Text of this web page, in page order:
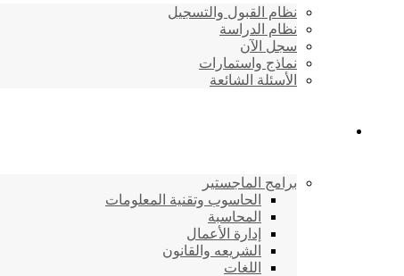
نظام القبول والتسجيل
نظام الدراسة
سجل الآن
نماذج واستمارات
الأسئلة الشائعة
برامج الماجستير
الحاسوب وتقنية المعلومات
المحاسبة
إدارة الأعمال
الشريعه والقانون
اللغات